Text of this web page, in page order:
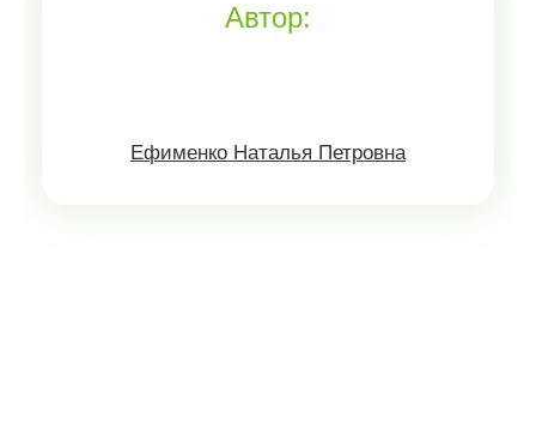
Автор:
Ефименко Наталья Петровна